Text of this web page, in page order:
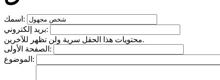
اسمك:
بريد إلكتروني:
محتويات هذا الحقل سرية ولن تظهر للآخرين.
الصفحة الأولى:
الموضوع: